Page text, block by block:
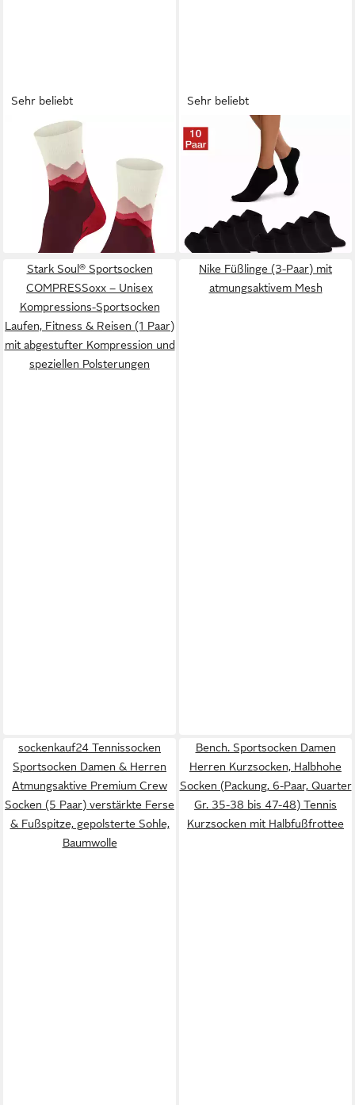
Sehr beliebt
FALKE Wandersocken TK2
Explore hohe
Feuchtigkeitsaufnahme,
schnell trocknend,
atmungsaktiv
ab 21,99 € UVP
(21,99 €/ 1 Paar)
+6
Sehr beliebt
NERS
Kurzsocken 10 und 20
Paar Damen & Herren aus
Baumwolle, Komfortbund,
atmungsaktiv (Packung, 10-
Paar, 10) Sneakersocken mit
verstärkter Ferse, ohne
Gummidruck
UVP25,99 €
(1,90 €/ 1 Paar)
Stark Soul® Sportsocken
COMPRESSoxx – Unisex
Kompressions-Sportsocken
Laufen, Fitness & Reisen (1 Paar)
mit abgestufter Kompression und
speziellen Polsterungen
Nike Füßlinge (3-Paar) mit
atmungsaktivem Mesh
sockenkauf24 Tennissocken
Sportsocken Damen & Herren
Atmungsaktive Premium Crew
Socken (5 Paar) verstärkte Ferse
& Fußspitze, gepolsterte Sohle,
Baumwolle
Bench. Sportsocken Damen
Herren Kurzsocken, Halbhohe
Socken (Packung, 6-Paar, Quarter
Gr. 35-38 bis 47-48) Tennis
Kurzsocken mit Halbfußfrottee